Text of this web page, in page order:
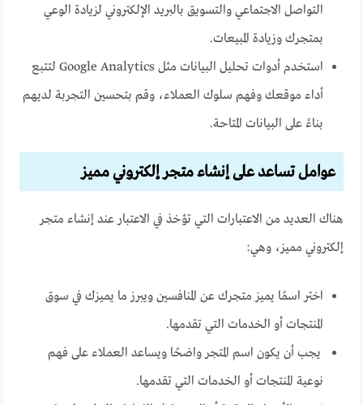
التواصل الاجتماعي والتسويق بالبريد الإلكتروني لزيادة الوعي
بمتجرك وزيادة المبيعات.
استخدم أدوات تحليل البيانات مثل Google Analytics لتتبع
أداء موقعك وفهم سلوك العملاء، وقم بتحسين التجربة لديهم
بناءً على البيانات المتاحة.
عوامل تساعد على إنشاء متجر إلكتروني مميز
هناك العديد من الاعتبارات التي تؤخذ في الاعتبار عند إنشاء متجر
إلكتروني مميز، وهي:
اختر اسمًا يميز متجرك عن المنافسين ويبرز ما يميزك في سوق
المنتجات أو الخدمات التي تقدمها.
يجب أن يكون اسم المتجر واضحًا ويساعد العملاء على فهم
نوعية المنتجات أو الخدمات التي تقدمها.